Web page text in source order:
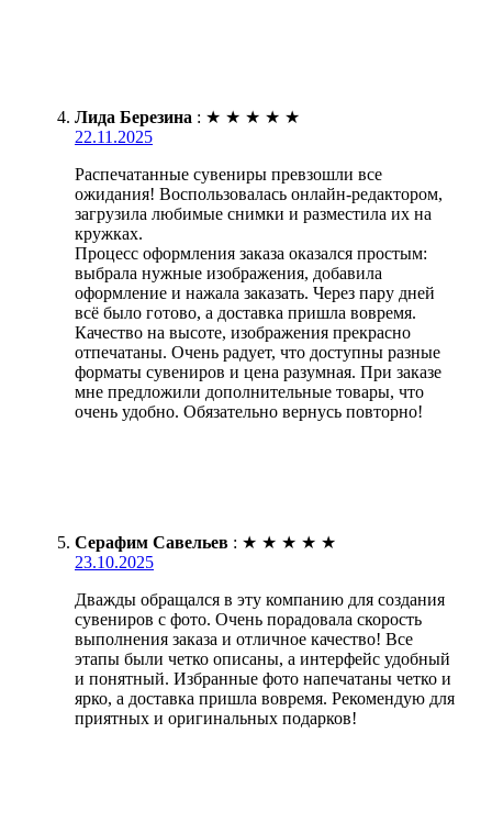
Лида Березина : ★ ★ ★ ★ ★
22.11.2025
Распечатанные сувениры превзошли все
ожидания! Воспользовалась онлайн-редактором,
загрузила любимые снимки и разместила их на
кружках.
Процесс оформления заказа оказался простым:
выбрала нужные изображения, добавила
оформление и нажала заказать. Через пару дней
всё было готово, а доставка пришла вовремя.
Качество на высоте, изображения прекрасно
отпечатаны. Очень радует, что доступны разные
форматы сувениров и цена разумная. При заказе
мне предложили дополнительные товары, что
очень удобно. Обязательно вернусь повторно!
Серафим Савельев : ★ ★ ★ ★ ★
23.10.2025
Дважды обращался в эту компанию для создания
сувениров с фото. Очень порадовала скорость
выполнения заказа и отличное качество! Все
этапы были четко описаны, а интерфейс удобный
и понятный. Избранные фото напечатаны четко и
ярко, а доставка пришла вовремя. Рекомендую для
приятных и оригинальных подарков!